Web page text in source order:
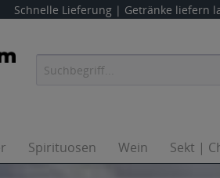
Schnelle Lieferung | Getränke liefern
Spirituosen Wein Sekt |